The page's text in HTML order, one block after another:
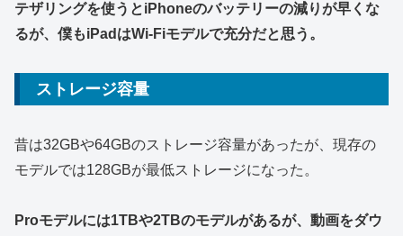
テザリングを使うとiPhoneのバッテリーの減りが早くな
るが、僕もiPadはWi-Fiモデルで充分だと思う。
ストレージ容量
昔は32GBや64GBのストレージ容量があったが、現存の
モデルでは128GBが最低ストレージになった。
Proモデルには1TBや2TBのモデルがあるが、動画をダウ